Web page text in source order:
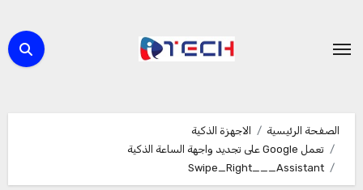
المحتوى
الصفحة الرئيسية
الاجهزة الذكية
تعمل Google على تجديد واجهة الساعة الذكية
Swipe_Right___Assistant